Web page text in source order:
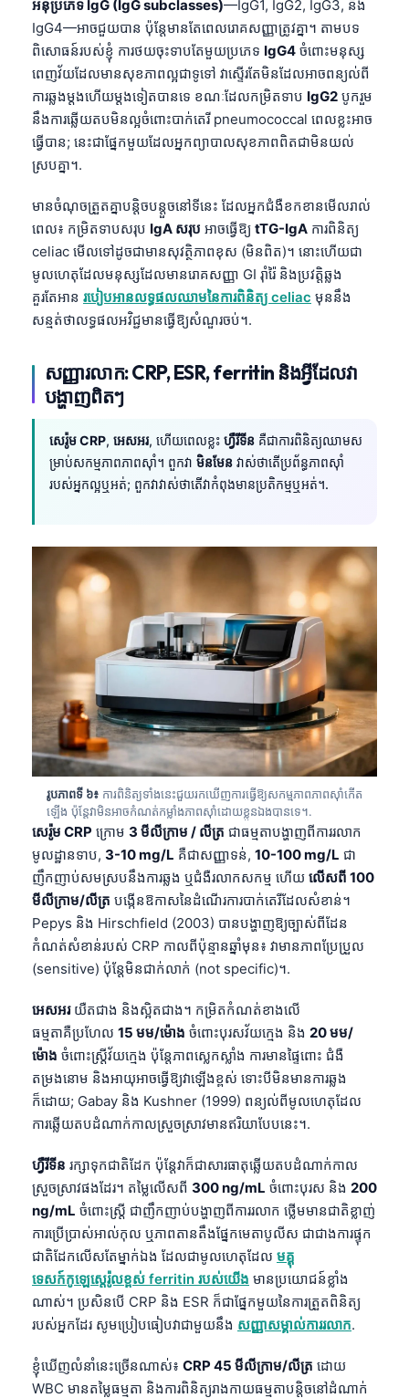
អនុប្រភេទ IgG (IgG subclasses)—IgG1, IgG2, IgG3, និង
IgG4—អាចជួយបាន ប៉ុន្តែមានតែពេលរោគសញ្ញាត្រូវគ្នា។ តាមបទ
ពិសោធន៍របស់ខ្ញុំ ការថយចុះទាបតែមួយប្រភេទ IgG4 ចំពោះមនុស្ស
ពេញវ័យដែលមានសុខភាពល្អជាទូទៅ វាស្ទើរតែមិនដែលអាចពន្យល់ពី
ការឆ្លងម្តងហើយម្តងទៀតបានទេ ខណៈដែលកម្រិតទាប IgG2 បូករួម
នឹងការឆ្លើយតបមិនល្អចំពោះបាក់តេរី pneumococcal ពេលខ្លះអាច
ធ្វើបាន; នេះជាផ្នែកមួយដែលអ្នកព្យាបាលសុខភាពពិតជាមិនយល់
ស្របគ្នា។.
មានចំណុចត្រួតគ្នាបន្តិចបន្តួចនៅទីនេះ ដែលអ្នកជំងឺខកខានមើលរាល់
ពេល៖ កម្រិតទាបសរុប IgA សរុប អាចធ្វើឱ្យ tTG-IgA ការពិនិត្យ
celiac មើលទៅដូចជាមានសុវត្ថិភាពខុស (មិនពិត)។ នោះហើយជា
មូលហេតុដែលមនុស្សដែលមានរោគសញ្ញា GI រ៉ាំរ៉ៃ និងប្រវត្តិឆ្លង
គួរតែអាន របៀបអានលទ្ធផលឈាមនៃការពិនិត្យ celiac មុននឹង
សន្មត់ថាលទ្ធផលអវិជ្ជមានធ្វើឱ្យសំណួរចប់។.
សញ្ញារលាក: CRP, ESR, ferritin និងអ្វីដែលវា
បង្ហាញពិតៗ
សេរ៉ូម CRP, អេសអរ, ហើយពេលខ្លះ ហ្វឺរីទីន គឺជាការពិនិត្យឈាមស
ម្រាប់សកម្មភាពភាពស៊ាំ។ ពួកវា មិនមែន វាស់ថាតើប្រព័ន្ធភាពស៊ាំ
របស់អ្នកល្អឬអត់; ពួកវាវាស់ថាតើវាកំពុងមានប្រតិកម្មឬអត់។.
រូបភាពទី ៦៖ ការពិនិត្យទាំងនេះជួយរកឃើញការធ្វើឱ្យសកម្មភាពភាពស៊ាំកើត
ឡើង ប៉ុន្តែវាមិនអាចកំណត់កម្លាំងភាពស៊ាំដោយខ្លួនឯងបានទេ។.
សេរ៉ូម CRP ក្រោម 3 មីលីក្រាម / លីត្រ ជាធម្មតាបង្ហាញពីការរលាក
មូលដ្ឋានទាប, 3-10 mg/L គឺជាសញ្ញាទន់, 10-100 mg/L ជា
ញឹកញាប់សមស្របនឹងការឆ្លង ឬជំងឺរលាកសកម្ម ហើយ លើសពី 100
មីលីក្រាម/លីត្រ បង្កើនឱកាសនៃដំណើរការបាក់តេរីដែលសំខាន់។
Pepys និង Hirschfield (2003) បានបង្ហាញឱ្យច្បាស់ពីដែន
កំណត់សំខាន់របស់ CRP កាលពីប៉ុន្មានឆ្នាំមុន៖ វាមានភាពប្រែប្រួល
(sensitive) ប៉ុន្តែមិនជាក់លាក់ (not specific)។.
អេសអរយឺតជាង និងស្អិតជាង។ កម្រិតកំណត់ខាងលើ
ធម្មតាគឺប្រហែល 15 មម/ម៉ោង ចំពោះបុរសវ័យក្មេង និង 20 មម/
ម៉ោង ចំពោះស្ត្រីវ័យក្មេង ប៉ុន្តែភាពស្លេកស្លាំង ការមានផ្ទៃពោះ ជំងឺ
តម្រងនោម និងអាយុអាចធ្វើឱ្យវាឡើងខ្ពស់ ទោះបីមិនមានការឆ្លង
ក៏ដោយ; Gabay និង Kushner (1999) ពន្យល់ពីមូលហេតុដែល
ការឆ្លើយតបដំណាក់កាលស្រួចស្រាវមានឥរិយាបែបនេះ។.
ហ្វឺរីទីន រក្សាទុកជាតិដែក ប៉ុន្តែវាក៏ជាសារធាតុឆ្លើយតបដំណាក់កាល
ស្រួចស្រាវផងដែរ។ តម្លៃលើសពី 300 ng/mL ចំពោះបុរស និង 200
ng/mL ចំពោះស្ត្រី ជាញឹកញាប់បង្ហាញពីការរលាក ថ្លើមមានជាតិខ្លាញ់
ការប្រើប្រាស់អាល់កុល ឬភាពតានតឹងផ្នែកមេតាបូលីស ជាជាងការផ្ទុក
ជាតិដែកលើសតែម្នាក់ឯង ដែលជាមូលហេតុដែល មគ្គុ
ទេសក៍កូឡេស្តេរ៉ូលខ្ពស់ ferritin របស់យើង មានប្រយោជន៍ខ្លាំង
ណាស់។ ប្រសិនបើ CRP និង ESR ក៏ជាផ្នែកមួយនៃការត្រួតពិនិត្យ
របស់អ្នកដែរ សូមប្រៀបធៀបវាជាមួយនឹង សញ្ញាសម្គាល់ការរលាក.
ខ្ញុំឃើញលំនាំនេះច្រើនណាស់៖ CRP 45 មីលីក្រាម/លីត្រ ដោយ
WBC មានតម្លៃធម្មតា និងការពិនិត្យរាងកាយធម្មតាបន្តិចនៅដំណាក់
অসমীয়া
Latviešu valoda
Македонски јазик
Euskara
Gàidhlig
Occitan
العربية المغربية
Монгол
ພາສາລາວ
Basa Jawa
Cebuano
Татар теле
Беларуская мова
Esperanto
Frysk
Ślōnskŏ gŏdka
Norsk bokmål